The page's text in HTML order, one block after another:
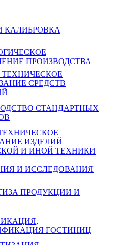
КАЛИБРОВКА
ПРОИЗВОДСТВА
СРЕДСТВ
СТАНДАРТНЫХ
ИЗДЕЛИЙ
И ИНОЙ ТЕХНИКИ
И ИССЛЕДОВАНИЯ
ПРОДУКЦИИ И
ГОСТИНИЦ